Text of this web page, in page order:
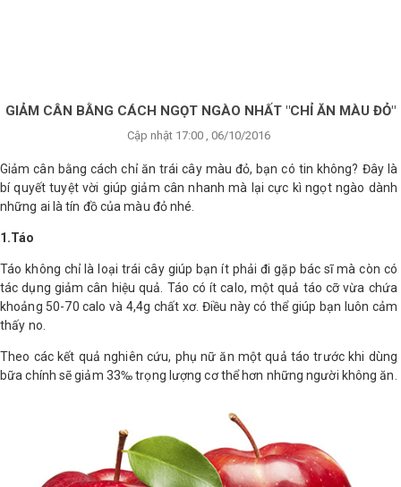
GIẢM CÂN BẰNG CÁCH NGỌT NGÀO NHẤT "CHỈ ĂN MÀU ĐỎ"
Cập nhật 17:00 , 06/10/2016
Giảm cân bằng cách chỉ ăn trái cây màu đỏ, bạn có tin không? Đây là
bí quyết tuyệt vời giúp giảm cân nhanh mà lại cực kì ngọt ngào dành
những ai là tín đồ của màu đỏ nhé.
1.Táo
Táo không chỉ là loại trái cây giúp bạn ít phải đi gặp bác sĩ mà còn có
tác dụng giảm cân hiệu quả. Táo có ít calo, một quả táo cỡ vừa chứa
khoảng 50-70 calo và 4,4g chất xơ. Điều này có thể giúp bạn luôn cảm
thấy no.
Theo các kết quả nghiên cứu, phụ nữ ăn một quả táo trước khi dùng
bữa chính sẽ giảm 33‰ trọng lượng cơ thể hơn những người không ăn.